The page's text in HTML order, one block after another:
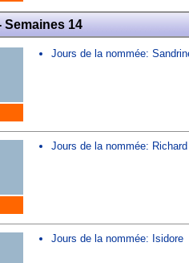
Semaines 14
Jours de la nommée:
Jours de la nommée: Richard
Jours de la nommée: Isidore